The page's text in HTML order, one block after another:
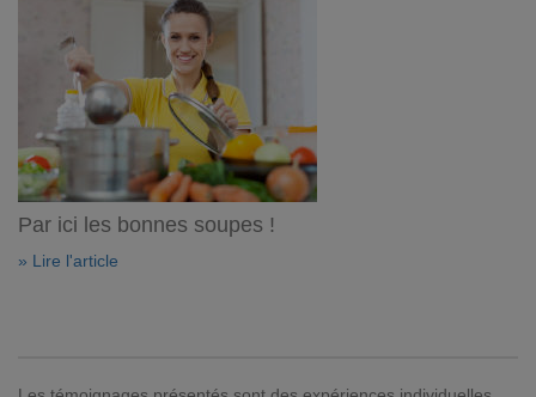
Par ici les bonnes soupes !
» Lire l'article